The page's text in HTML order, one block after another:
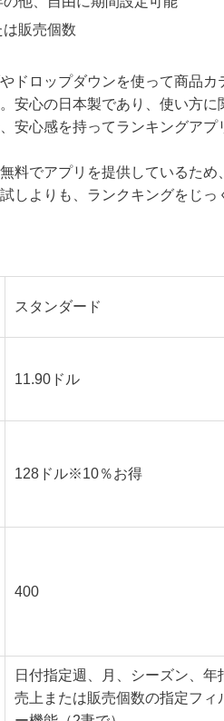
販売個数
ドロップダウンを使って商品
安心の日本製であり、使い方
安心感を持ってランキングアプ
料でアプリを提供しているた
しよりも、ランクキングをじ
スタンダード
11.90ドル
128ドル※10％お得
400
日付指定週、月、シーズン、年
売上または販売個数の指定フィ